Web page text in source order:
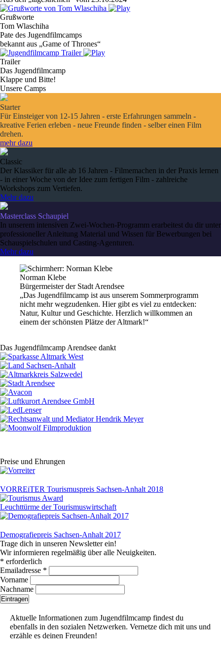
Grußworte
Tom Wlaschiha
Pate des Jugendfilmcamps
bekannt aus „Game of Thrones“
Trailer
Das Jugendfilmcamp
Klappe und Bitte!
Unsere Camps
Starter
Für Einsteiger von 12-15 Jahren - erste Erfahrungen sammeln -
kreative Ferien erleben - neue Freunde finden - selber einen Film
drehen.
mehr dazu
Classic
Der Klassiker für alle ab 16 Jahren - Filmemachen in der Praxis lernen
- in einer Woche von der Idee zum fertigen Film - zahlreiche
Workshops zum Vertiefen.
Mehr dazu
Masterclass Schaupiel
In unserem intensiven Zwei-Wochen-Programm erarbeitest du dir unter
professioneller Anleitung Material und Wissen für Bewerbungen bei
Schauspielschulen und Casting-Agenturen.
Mehr dazu
Norman Klebe
Bürgermeister der Stadt Arendsee
„Das Jugendfilmcamp ist aus unserem Sommerprogramm
nicht mehr wegzudenken. Hier gibt es viel zu entdecken:
Natur, Kultur und Geschichte. Herzlich willkommen an
einem der schönsten Plätze der Altmark!“
Das Jugendfilmcamp Arendsee dankt
Preise und Ehrungen
VORREiTER Tourismuspreis Sachsen-Anhalt 2018
Leuchttürme der Tourismuswirtschaft
Demografiepreis Sachsen-Anhalt 2017
Trage dich in unseren Newsletter ein!
Wir informieren regelmäßig über alle Neuigkeiten.
* erforderlich
Emailadresse *
Vorname
Nachname
Aktuelle Informationen zum Jugendfilmcamp findest du
ebenfalls in den sozialen Netzwerken. Vernetze dich mit uns und
erzähle es deinen Freunden!